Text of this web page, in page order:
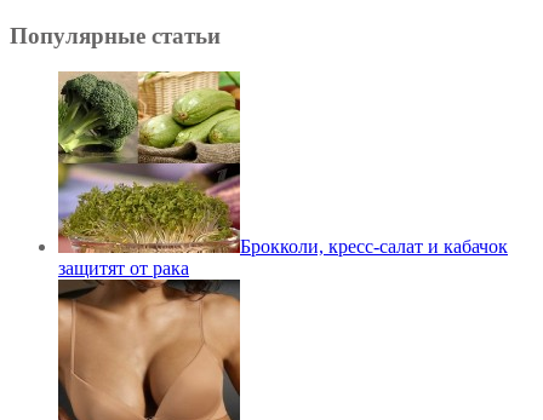
Популярные статьи
Брокколи, кресс-салат и кабачок
защитят от рака